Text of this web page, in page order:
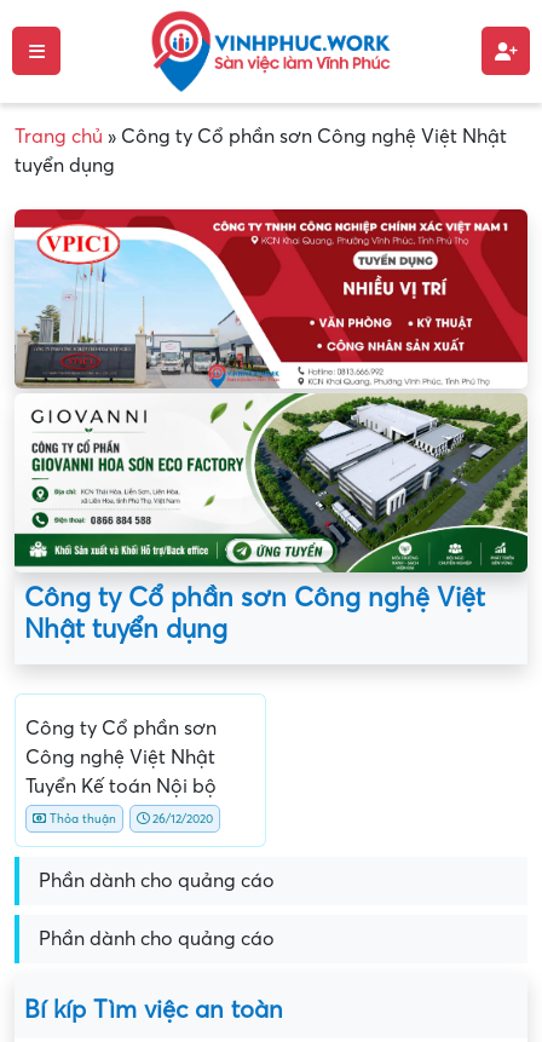
Trang chủ » Công ty Cổ phần sơn Công nghệ Việt Nhật
tuyển dụng
Công ty Cổ phần sơn Công nghệ Việt
Nhật tuyển dụng
Công ty Cổ phần sơn
Công nghệ Việt Nhật
Tuyển Kế toán Nội bộ
Thỏa thuận 26/12/2020
Phần dành cho quảng cáo
Phần dành cho quảng cáo
Bí kíp Tìm việc an toàn